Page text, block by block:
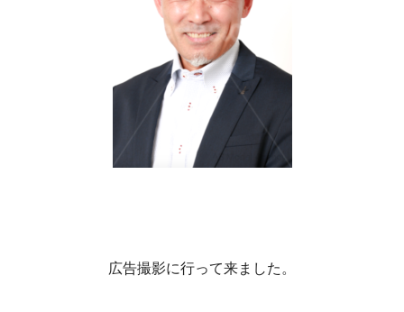
広告撮影に行って来ました。